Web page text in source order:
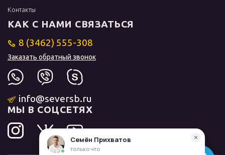
Контакты
КАК С НАМИ СВЯЗАТЬСЯ
8 (3462) 555-308
Заказать обратный звонок
info@seversb.ru
МЫ В СОЦСЕТЯХ